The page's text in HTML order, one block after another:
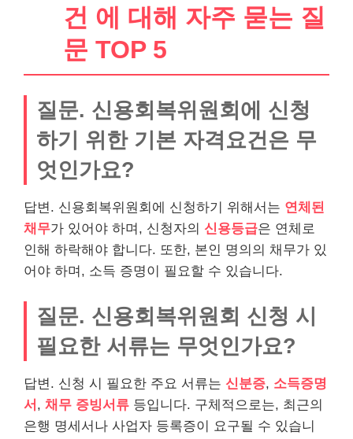
건 에 대해 자주 묻는 질
문 TOP 5
질문. 신용회복위원회에 신청
하기 위한 기본 자격요건은 무
엇인가요?
답변. 신용회복위원회에 신청하기 위해서는 연체된
채무가 있어야 하며, 신청자의 신용등급은 연체로
인해 하락해야 합니다. 또한, 본인 명의의 채무가 있
어야 하며, 소득 증명이 필요할 수 있습니다.
질문. 신용회복위원회 신청 시
필요한 서류는 무엇인가요?
답변. 신청 시 필요한 주요 서류는 신분증, 소득증명
서 , 채무 증빙서류 등입니다. 구체적으로는, 최근의
은행 명세서나 사업자 등록증이 요구될 수 있습니